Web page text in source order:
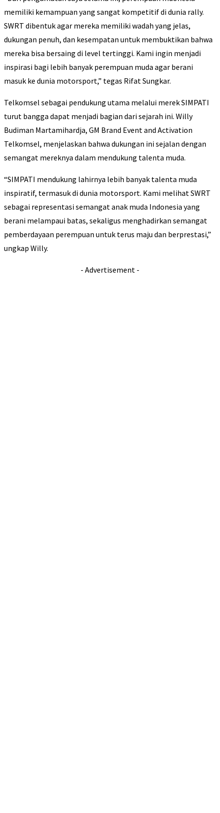
memiliki kemampuan yang sangat kompetitif di dunia rally.
SWRT dibentuk agar mereka memiliki wadah yang jelas,
dukungan penuh, dan kesempatan untuk membuktikan bahwa
mereka bisa bersaing di level tertinggi. Kami ingin menjadi
inspirasi bagi lebih banyak perempuan muda agar berani
masuk ke dunia motorsport,” tegas Rifat Sungkar.
Telkomsel sebagai pendukung utama melalui merek SIMPATI
turut bangga dapat menjadi bagian dari sejarah ini. Willy
Budiman Martamihardja, GM Brand Event and Activation
Telkomsel, menjelaskan bahwa dukungan ini sejalan dengan
semangat mereknya dalam mendukung talenta muda.
“SIMPATI mendukung lahirnya lebih banyak talenta muda
inspiratif, termasuk di dunia motorsport. Kami melihat SWRT
sebagai representasi semangat anak muda Indonesia yang
berani melampaui batas, sekaligus menghadirkan semangat
pemberdayaan perempuan untuk terus maju dan berprestasi,”
ungkap Willy.
- Advertisement -